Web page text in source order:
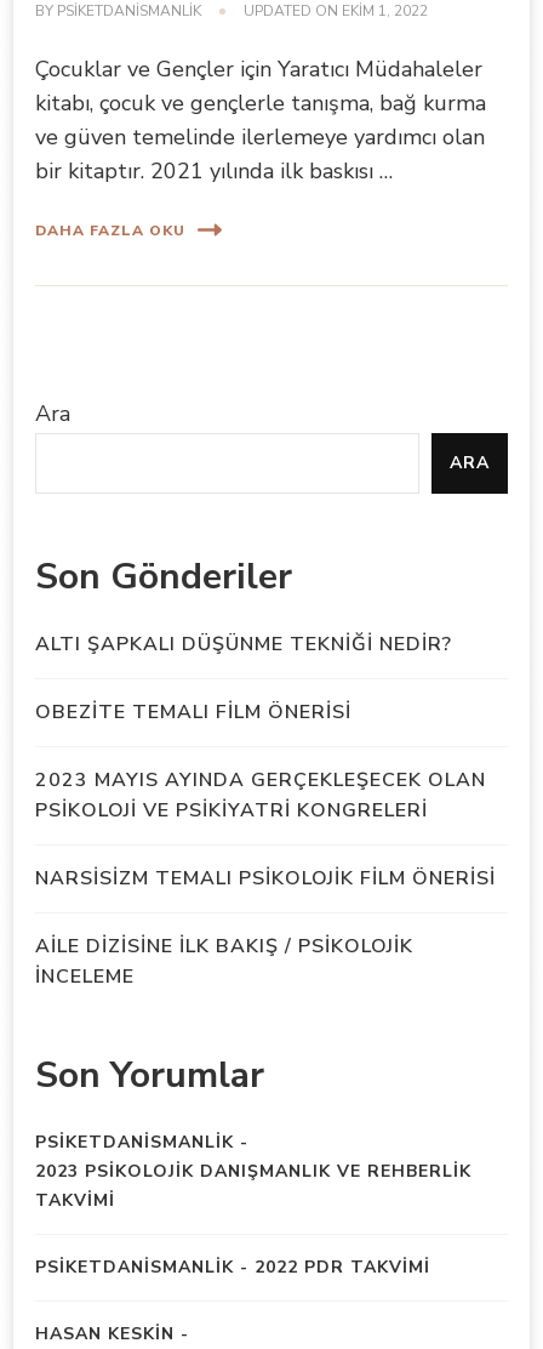
BY PSIKETDANISMANLIK UPDATED ON EKIM 1, 2022
Çocuklar ve Gençler için Yaratıcı Müdahaleler
kitabı, çocuk ve gençlerle tanışma, bağ kurma
ve güven temelinde ilerlemeye yardımcı olan
bir kitaptır. 2021 yılında ilk baskısı …
DAHA FAZLA OKU
Ara
ARA
Son Gönderiler
ALTI ŞAPKALI DÜŞÜNME TEKNİĞİ NEDİR?
OBEZİTE TEMALI FİLM ÖNERİSİ
2023 MAYIS AYINDA GERÇEKLEŞECEK OLAN
PSİKOLOJİ VE PSİKİYATRİ KONGRELERİ
NARSİSİZM TEMALI PSİKOLOJİK FİLM ÖNERİSİ
AİLE DİZİSİNE İLK BAKIŞ / PSİKOLOJİK
İNCELEME
Son Yorumlar
PSIKETDANISMANLIK -
2023 PSİKOLOJİK DANIŞMANLIK VE REHBERLİK
TAKVİMİ
PSIKETDANISMANLIK - 2022 PDR TAKVİMİ
HASAN KESKIN -